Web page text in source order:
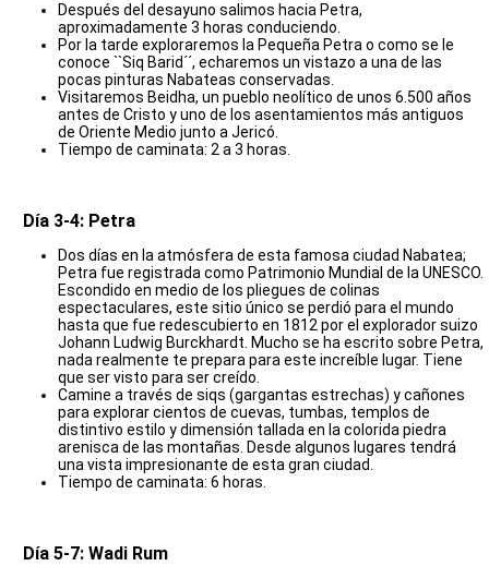
Después del desayuno salimos hacia Petra,
aproximadamente 3 horas conduciendo.
Por la tarde exploraremos la Pequeña Petra o como se le
conoce ``Siq Barid´´, echaremos un vistazo a una de las
pocas pinturas Nabateas conservadas.
Visitaremos Beidha, un pueblo neolítico de unos 6.500 años
antes de Cristo y uno de los asentamientos más antiguos
de Oriente Medio junto a Jericó.
Tiempo de caminata: 2 a 3 horas.
Día 3-4: Petra
Dos días en la atmósfera de esta famosa ciudad Nabatea;
Petra fue registrada como Patrimonio Mundial de la UNESCO.
Escondido en medio de los pliegues de colinas
espectaculares, este sitio único se perdió para el mundo
hasta que fue redescubierto en 1812 por el explorador suizo
Johann Ludwig Burckhardt. Mucho se ha escrito sobre Petra,
nada realmente te prepara para este increíble lugar. Tiene
que ser visto para ser creído.
Camine a través de siqs (gargantas estrechas) y cañones
para explorar cientos de cuevas, tumbas, templos de
distintivo estilo y dimensión tallada en la colorida piedra
arenisca de las montañas. Desde algunos lugares tendrá
una vista impresionante de esta gran ciudad.
Tiempo de caminata: 6 horas.
Día 5-7: Wadi Rum